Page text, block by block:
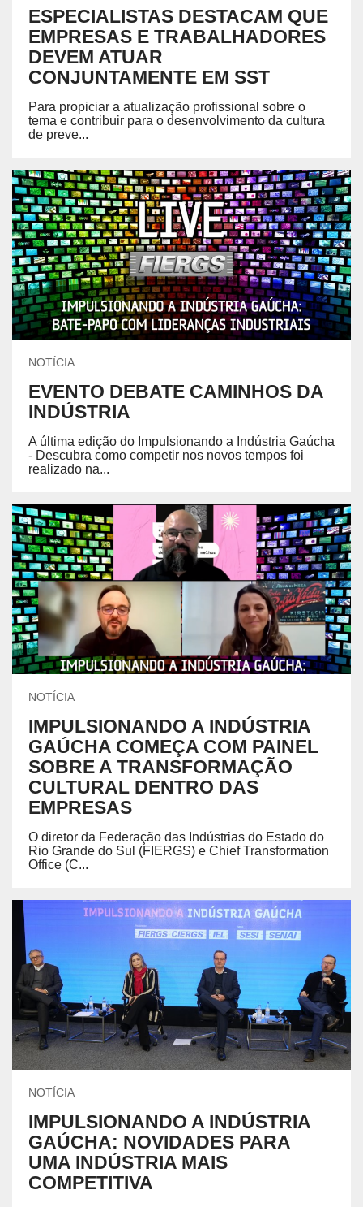
ESPECIALISTAS DESTACAM QUE
EMPRESAS E TRABALHADORES
DEVEM ATUAR
CONJUNTAMENTE EM SST
Para propiciar a atualização profissional sobre o
tema e contribuir para o desenvolvimento da cultura
de preve...
NOTÍCIA
EVENTO DEBATE CAMINHOS DA
INDÚSTRIA
A última edição do Impulsionando a Indústria Gaúcha
- Descubra como competir nos novos tempos foi
realizado na...
NOTÍCIA
IMPULSIONANDO A INDÚSTRIA
GAÚCHA COMEÇA COM PAINEL
SOBRE A TRANSFORMAÇÃO
CULTURAL DENTRO DAS
EMPRESAS
O diretor da Federação das Indústrias do Estado do
Rio Grande do Sul (FIERGS) e Chief Transformation
Office (C...
NOTÍCIA
IMPULSIONANDO A INDÚSTRIA
GAÚCHA: NOVIDADES PARA
UMA INDÚSTRIA MAIS
COMPETITIVA